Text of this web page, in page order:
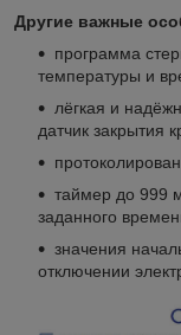
Другие важные
программа
температуры и
лёгкая и
датчик закрытия
таймер до 999
заданного
значения
отключении